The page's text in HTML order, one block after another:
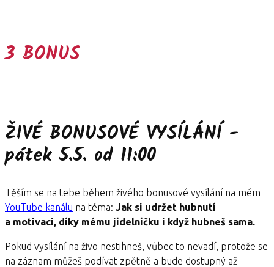
3 BONUS
ŽIVÉ BONUSOVÉ VYSÍLÁNÍ -
pátek 5.5. od 11:00
Těším se na tebe během živého bonusové vysílání na mém
YouTube kanálu na téma: Jak si udržet hubnutí
a motivaci, díky mému jídelníčku i když hubneš sama.
Pokud vysílání na živo nestihneš, vůbec to nevadí, protože se
na záznam můžeš podívat zpětně a bude dostupný až